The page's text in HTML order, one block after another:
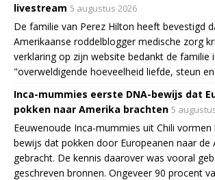
livestream 5 augustus 2026
De familie van Perez Hilton heeft bevestigd
Amerikaanse roddelblogger medische zorg
verklaring op zijn website bedankt de familie
"overweldigende hoeveelheid liefde, steun
Inca-mummies eerste DNA-bewijs dat
pokken naar Amerika brachten 5
Eeuwenoude Inca-mummies uit Chili
bewijs dat pokken door Europeanen naar de
gebracht. De kennis daarover was vooral
geschreven bronnen. Ongeveer 90 procent